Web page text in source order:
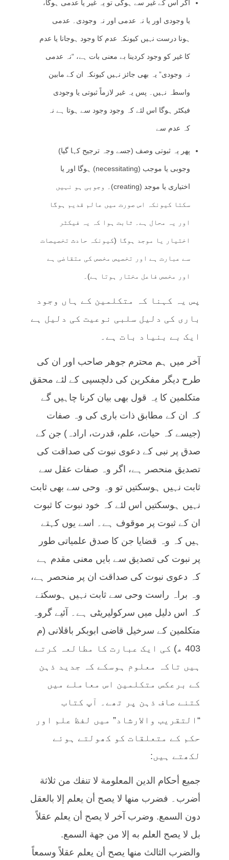
اگر اس کے غیر سے ہوگی تو یہ غیر یا عدمی ہوگا،
یا وجودی اور یا نہ عدمی اور نہ وجودی۔ عدمی
ہونا درست نہیں کیونکہ عدم کا وجود ہوجانا یا عدم
کا غیر کو وجود کردینا بے معنی بات ہے، “نہ عدمی
نہ وجودی” یہ بھی جائز نہیں کیونکہ ان کے مابین
واسطہ نہیں۔ پس یہ غیر لازماً ثبوتی یا وجودی
فیکٹر ہوگا اس لئے کہ وجود وجود سے ہوتا ہے نہ
کہ عدم سے
پھر یہ ثبوتی وصف (جسے وجہ ترجیح کہا گیا)
وجوبی یا موجب (necessitating) ہوگا اور یا
اختیاری یا موجد (creating)۔ وجوبی ہو نہیں
سکتا کیونکہ اس صورت میں عالم قدیم ہوگا
اور یہ محال ہے۔ ثابت ہوا کہ یہ فیکٹر
اختیار یا موجد ہوگا (کیونکہ حادث تخصیصات
سے عبارت ہے اور تخصیص مخصص کی متقاضی ہے
اور مخصص فاعل مختار ہوتا ہے)۔
پس یہ کہنا کہ متکلمین کے ہاں وجود
باری کی دلیل سلبی نوعیت کی دلیل ہے
ایک بے بنیاد بات ہے۔
آخر میں ہم محترم جوھر صاحب اور ان کی
طرح دیگر مفکرین کی دلچسپی کے لئے محقق
متکلمین کا یہ قول بھی بیان کرنا چاہیں گے
کہ ان کے مطابق ذات باری کی وہ صفات
(جیسے کہ حیات، علم، قدرت، ارادہ) جن کے
صدق پر نبی کے دعوی نبوت کی صداقت کی
تصدیق منحصر ہے، اگر وہ صفات عقل سے
ثابت نہیں ہوسکتیں تو وہ وحی سے بھی ثابت
نہیں ہوسکتیں اس لئے کہ خود نبوت کا ثبوت
ان کے ثبوت پر موقوف ہے۔ اسے یوں کہتے
ہیں کہ وہ قضایا جن کا صدق علمیاتی طور
پر نبوت کی تصدیق سے بایں معنی مقدم ہے
کہ دعوی نبوت کی صداقت ان پر منحصر ہے،
وہ براہ راست وحی سے ثابت نہیں ہوسکتے
کہ اس دلیل میں سرکولیریٹی ہے۔ آئیے گروہ
متکلمین کے سرخیل قاضی ابوبکر باقلانی (م
403 ھ) کی ایک عبارت کا مطالعہ کرتے
ہیں تاکہ معلوم ہوسکے کہ جدید ذہن
کے برعکس متکلمین اس معاملے میں
کتنے صاف ذہن پر تھے۔ آپ کتاب
“التقریب والارشاد” میں لفظ علم اور
حکم کے متعلقات کو کھولتے ہوئے
لکھتے ہیں:
جميع أحكام الدين المعلومة لا تنفك من ثلاثة
أضرب۔ فضرب منها لا يصح أن يعلم إلا بالعقل
دون السمع. وضرب آخر لا يصح أن يعلم عقلاً
بل لا يصح العلم به إلا من جهة السمع.
والضرب الثالث منها يصح أن يعلم عقلاً وسمعاً